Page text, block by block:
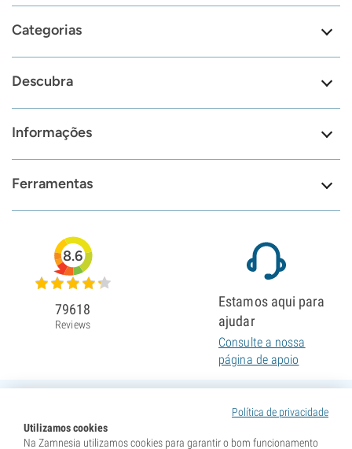
Categorias
Descubra
Informações
Ferramentas
Política de privacidade
Utilizamos cookies
Na Zamnesia utilizamos cookies para garantir o bom funcionamento
8.6
79618
Reviews
Estamos aqui para
ajudar
Consulte a nossa
página de apoio